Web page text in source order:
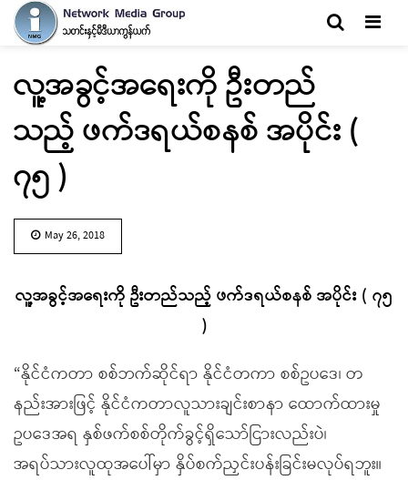
လူ့အခွင့်အရေးကို ဦးတည်
သည့် ဖက်ဒရယ်စနစ် အပိုင်း (
၇၅ )
May 26, 2018
လူ့အခွင့်အရေးကို ဦးတည်သည့် ဖက်ဒရယ်စနစ် အပိုင်း ( ၇၅
)
“နိုင်ငံကတာ စစ်ဘက်ဆိုင်ရာ နိုင်ငံတကာ စစ်ဥပဒေ၊ တ
နည်းအားဖြင့် နိုင်ငံကတာလူသားချင်းစာနာ ထောက်ထားမှု
ဥပဒေအရ နှစ်ဖက်စစ်တိုက်ခွင့်ရှိသော်ငြားလည်းပဲ၊
အရပ်သားလူထုအပေါ်မှာ နှိပ်စက်ညှင်းပန်းခြင်းမလုပ်ရဘူး။